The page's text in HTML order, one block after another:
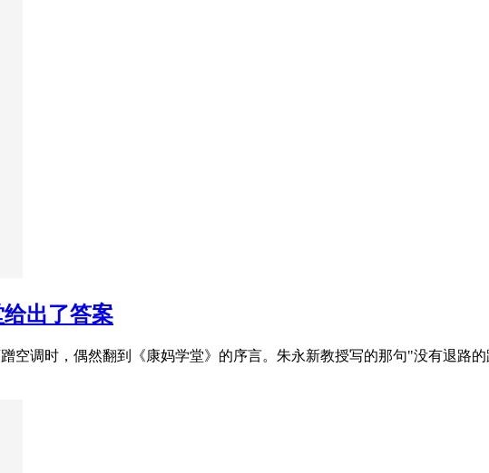
出了答案
空调时，偶然翻到《康妈学堂》的序言。朱永新教授写的那句"没有退路